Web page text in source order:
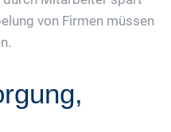
von Firmen müssen